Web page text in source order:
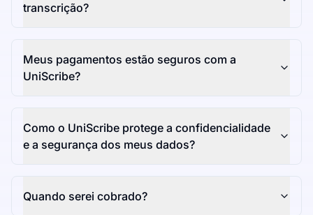
transcrição?
Meus pagamentos estão seguros com a
UniScribe?
Como o UniScribe protege a confidencialidade
e a segurança dos meus dados?
Quando serei cobrado?